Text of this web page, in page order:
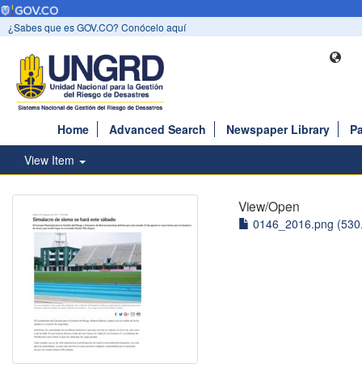
¿Sabes que es GOV.CO? Conócelo aquí
Home Advanced Search Newspaper Library
View Item
View/Open
0146_2016.png